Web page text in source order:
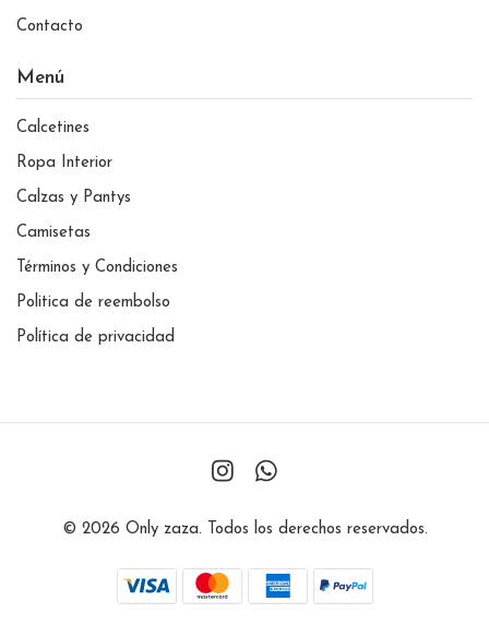
Contacto
Menú
Calcetines
Ropa Interior
Calzas y Pantys
Camisetas
Términos y Condiciones
Politica de reembolso
Política de privacidad
© 2026 Only zaza. Todos los derechos reservados.